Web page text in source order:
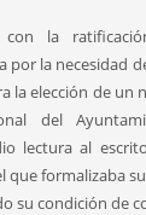
con la
por la necesidad
la elección de un
del
lectura al
que formalizaba
su condición de